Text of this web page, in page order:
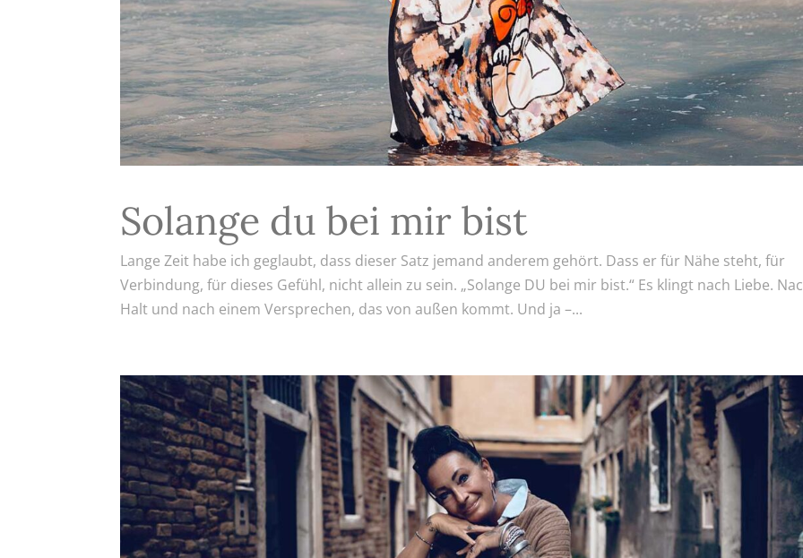
Solange du bei mir bist
Lange Zeit habe ich geglaubt, dass dieser Satz jemand anderem gehört. Dass er für Nähe steht, für
Verbindung, für dieses Gefühl, nicht allein zu sein. „Solange DU bei mir bist.“ Es klingt nach Liebe.
Halt und nach einem Versprechen, das von außen kommt. Und ja –...